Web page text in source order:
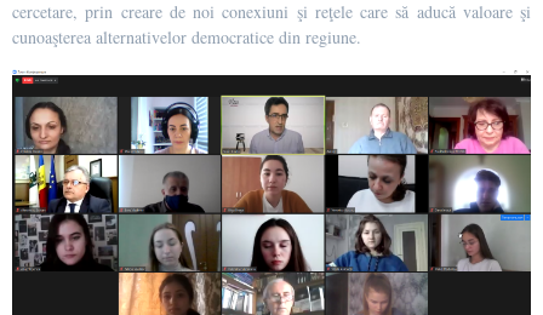
cercetare, prin creare de noi conexiuni şi reţele care să aducă valoare şi
cunoaşterea alternativelor democratice din regiune.